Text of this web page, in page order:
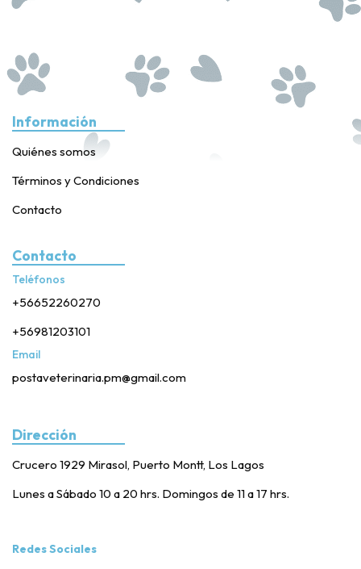
Información
Quiénes somos
Términos y Condiciones
Contacto
Contacto
Teléfonos
+56652260270
+56981203101
Email
postaveterinaria.pm@gmail.com
Dirección
Crucero 1929 Mirasol, Puerto Montt, Los Lagos
Lunes a Sábado 10 a 20 hrs. Domingos de 11 a 17 hrs.
Redes Sociales